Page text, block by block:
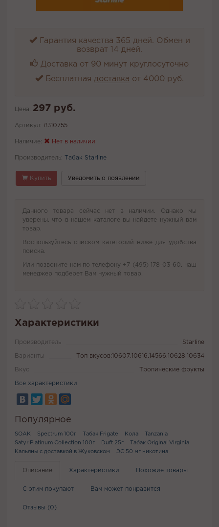
Гарантия качества 365 дней. Обмен и
возврат 14 дней.
Доставка от 90 минут круглосуточно
Бесплатная доставка от 4000 руб.
Цена: 297 руб.
Артикул: #310755
Наличие: Нет в наличии
Производитель: Табак Starline
Купить Уведомить о появлении
Данного товара сейчас нет в наличии. Однако мы
уверены, что в нашем каталоге вы найдете нужный вам
товар.
Воспользуйтесь списком категорий ниже для удобства
поиска.
Или позвоните нам по телефону +7 (495) 178-03-60, наш
менеджер подберет Вам нужный товар.
Характеристики
Производитель Starline
Варианты Топ вкусов:10607,10616,14566,10628,10634
Вкус Тропические фрукты
Все характеристики
Популярное
SOAK Spectrum 100г Табак Frigate Кола
Tanzania
Satyr Platinum Collection 100г
Duft 25г
Табак Original Virginia
Кальяны с доставкой в Жуковском
ЭС 50 мг никотина
Описание Характеристики Похожие товары
С этим покупают Вам может понравится
Отзывы (0)